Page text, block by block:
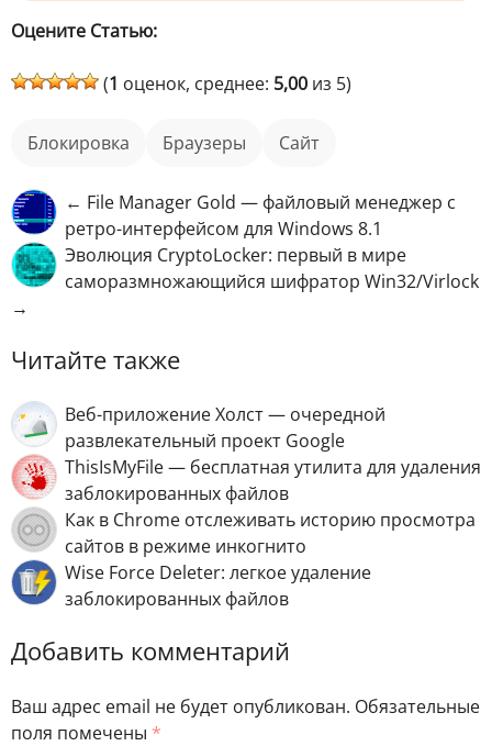
Оцените Статью:
(1 оценок, среднее: 5,00 из 5)
блокировка Браузеры сайт
← File Manager Gold — файловый менеджер с
ретро-интерфейсом для Windows 8.1
Эволюция CryptoLocker: первый в мире
саморазмножающийся шифратор Win32/Virlock
→
Читайте также
Веб-приложение Холст — очередной
развлекательный проект Google
ThisIsMyFile — бесплатная утилита для удаления
заблокированных файлов
Как в Chrome отслеживать историю просмотра
сайтов в режиме инкогнито
Wise Force Deleter: легкое удаление
заблокированных файлов
Добавить комментарий
Ваш адрес email не будет опубликован. Обязательные
поля помечены *